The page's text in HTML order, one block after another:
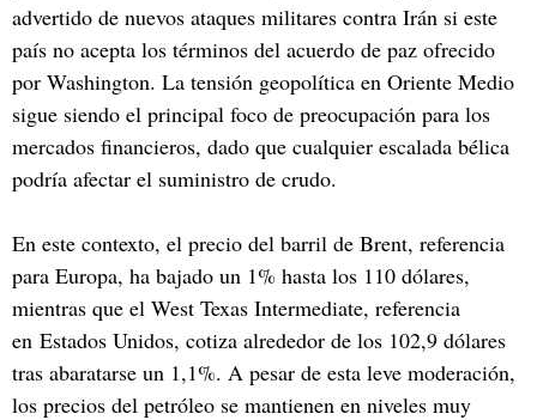
advertido de nuevos ataques militares contra Irán si este
país no acepta los términos del acuerdo de paz ofrecido
por Washington. La tensión geopolítica en Oriente Medio
sigue siendo el principal foco de preocupación para los
mercados financieros, dado que cualquier escalada bélica
podría afectar el suministro de crudo.
En este contexto, el precio del barril de Brent, referencia
para Europa, ha bajado un 1% hasta los 110 dólares,
mientras que el West Texas Intermediate, referencia
en Estados Unidos, cotiza alrededor de los 102,9 dólares
tras abaratarse un 1,1%. A pesar de esta leve moderación,
los precios del petróleo se mantienen en niveles muy